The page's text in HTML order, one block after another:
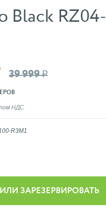
Black RZ04-
39 999 ₽
НДС
R3M1
ЗАРЕЗЕРВИРОВАТЬ